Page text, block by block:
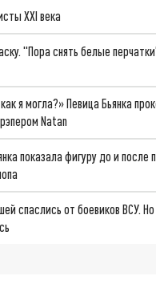
XXI века
"Пора снять белые
я могла?» Певица Бьянка
Natan
показала фигуру до и после
спаслись от боевиков ВСУ.